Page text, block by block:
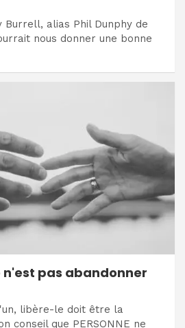
Burrell, alias Phil Dunphy de
nous donner une bonne
n'est pas abandonner
libère-le doit être la
conseil que PERSONNE ne